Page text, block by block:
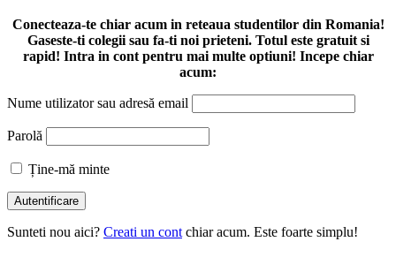
Conecteaza-te chiar acum in reteaua studentilor din Romania!
Gaseste-ti colegii sau fa-ti noi prieteni. Totul este gratuit si
rapid! Intra in cont pentru mai multe optiuni! Incepe chiar
acum:
Nume utilizator sau adresă email
Parolă
Ține-mă minte
Sunteti nou aici? Creati un cont chiar acum. Este foarte simplu!